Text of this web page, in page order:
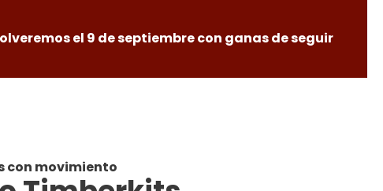
el 9 de septiembre con ganas de seguir
con movimiento